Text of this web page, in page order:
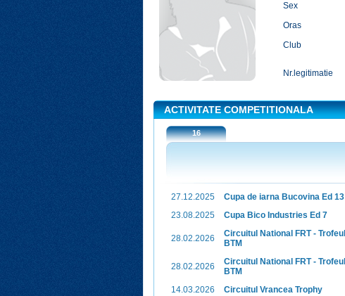
Sex
Oras
Club
Nr.legitimatie
ACTIVITATE COMPETITIONALA
16
27.12.2025 Cupa de iarna Bucovina Ed 13
23.08.2025
Cupa Bico Industries Ed 7
28.02.2026
Circuitul National FRT - Trofeul
BTM
28.02.2026
Circuitul National FRT - Trofeul
BTM
14.03.2026 Circuitul Vrancea Trophy